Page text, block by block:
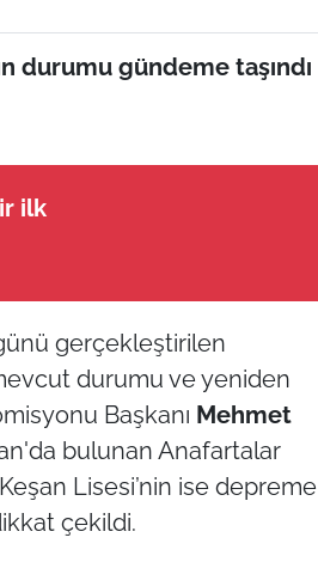
durumu gündeme taşındı
ilk
gerçekleştirilen
durumu ve yeniden
Başkanı Mehmet
bulunan Anafartalar
Lisesi’nin ise depreme
çekildi.